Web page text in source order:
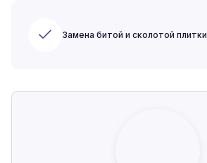
Замена битой и сколотой плитки